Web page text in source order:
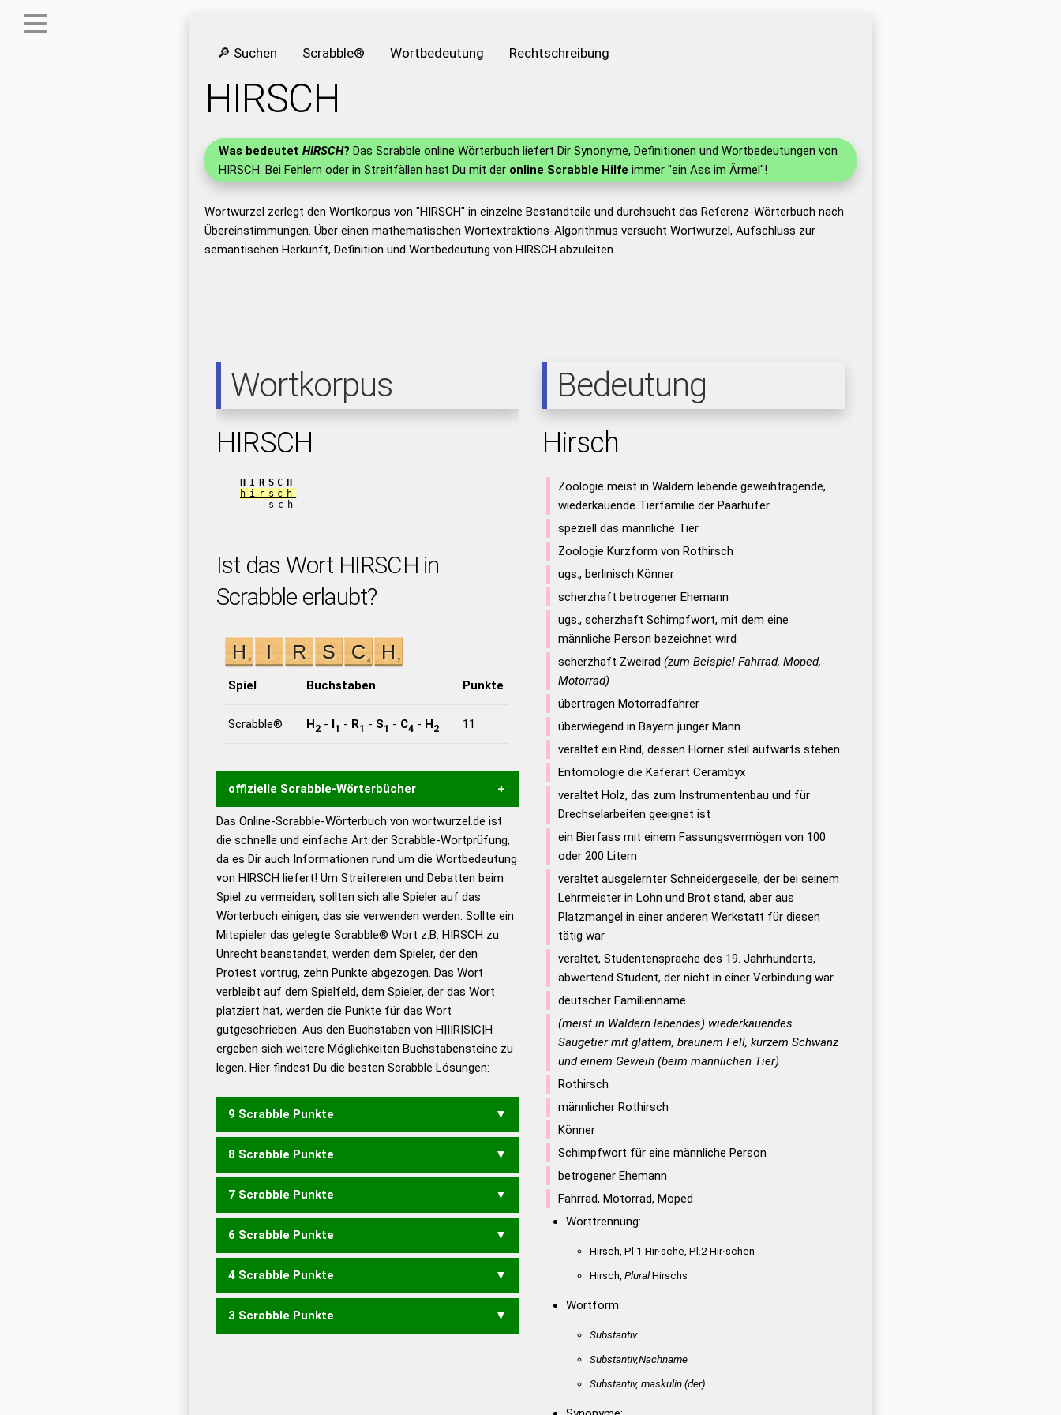
🔎 Suchen Scrabble® Wortbedeutung Rechtschreibung
HIRSCH
Was bedeutet HIRSCH? Das Scrabble online Wörterbuch liefert Dir Synonyme, Definitionen und Wortbedeutungen von
HIRSCH. Bei Fehlern oder in Streitfällen hast Du mit der online Scrabble Hilfe immer "ein Ass im Ärmel"!
Wortwurzel zerlegt den Wortkorpus von "HIRSCH" in einzelne Bestandteile und durchsucht das Referenz-Wörterbuch nach
Übereinstimmungen. Über einen mathematischen Wortextraktions-Algorithmus versucht Wortwurzel, Aufschluss zur
semantischen Herkunft, Definition und Wortbedeutung von HIRSCH abzuleiten.
Wortkorpus
HIRSCH
HIRSCH
hirsch
sch
Ist das Wort HIRSCH in
Scrabble erlaubt?
Spiel Buchstaben Punkte
Scrabble® H2- I1 - R1 - S1 - C4 - H2 11
offizielle Scrabble-Wörterbücher
Wortwurzel liefert mit Hilfe eines semantischen
Wortanalyse-Algorithmus gute Anhaltspunkte zu
Wortbedeutung, Worttrennung und Wortform, um die
Gültigkeit eines Wortes für das Scrabble-Spiel zu
bestimmen! zugelassene Turnier Scrabble-
Wörterbücher sind:
Duden – Standardwerk in 12
Bänden
Duden – Richtiges und gutes
Deutsch
Duden – Die deutsche Grammatik
Duden – Deutsches
Universalwörterbuch
Das Online-Scrabble-Wörterbuch von wortwurzel.de ist
die schnelle und einfache Art der Scrabble-Wortprüfung,
da es Dir auch Informationen rund um die Wortbedeutung
von HIRSCH liefert! Um Streitereien und Debatten beim
Spiel zu vermeiden, sollten sich alle Spieler auf das
Wörterbuch einigen, das sie verwenden werden. Sollte ein
Mitspieler das gelegte Scrabble® Wort z.B. HIRSCH zu
Unrecht beanstandet, werden dem Spieler, der den
Protest vortrug, zehn Punkte abgezogen. Das Wort
verbleibt auf dem Spielfeld, dem Spieler, der das Wort
platziert hat, werden die Punkte für das Wort
gutgeschrieben. Aus den Buchstaben von H|I|R|S|C|H
ergeben sich weitere Möglichkeiten Buchstabensteine zu
legen. Hier findest Du die besten Scrabble Lösungen:
9 Scrabble Punkte
CHRIS
8 Scrabble Punkte
CHIS ICHS SCHI SICH
7 Scrabble Punkte
CHI ICH
6 Scrabble Punkte
CIS ICS SIC
4 Scrabble Punkte
HIS IHR
3 Scrabble Punkte
Bedeutung
Hirsch
Zoologie meist in Wäldern lebende geweihtragende,
wiederkäuende Tierfamilie der Paarhufer
speziell das männliche Tier
Zoologie Kurzform von Rothirsch
ugs., berlinisch Könner
scherzhaft betrogener Ehemann
ugs., scherzhaft Schimpfwort, mit dem eine
männliche Person bezeichnet wird
scherzhaft Zweirad (zum Beispiel Fahrrad, Moped,
Motorrad)
übertragen Motorradfahrer
überwiegend in Bayern junger Mann
veraltet ein Rind, dessen Hörner steil aufwärts stehen
Entomologie die Käferart Cerambyx
veraltet Holz, das zum Instrumentenbau und für
Drechselarbeiten geeignet ist
ein Bierfass mit einem Fassungsvermögen von 100
oder 200 Litern
veraltet ausgelernter Schneidergeselle, der bei seinem
Lehrmeister in Lohn und Brot stand, aber aus
Platzmangel in einer anderen Werkstatt für diesen
tätig war
veraltet, Studentensprache des 19. Jahrhunderts,
abwertend Student, der nicht in einer Verbindung war
deutscher Familienname
(meist in Wäldern lebendes) wiederkäuendes
Säugetier mit glattem, braunem Fell, kurzem Schwanz
und einem Geweih (beim männlichen Tier)
Rothirsch
männlicher Rothirsch
Könner
Schimpfwort für eine männliche Person
betrogener Ehemann
Fahrrad, Motorrad, Moped
Worttrennung:
Hirsch, Pl.1 Hir·sche, Pl.2 Hir·schen
Hirsch, PluralHirschs
Wortform:
Substantiv
Substantiv,Nachname
Substantiv, maskulin(der)